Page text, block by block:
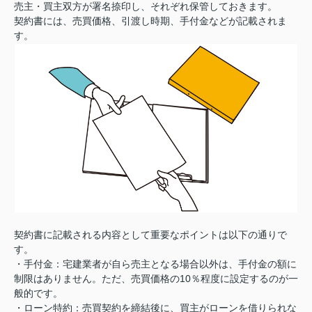
売主・買主双方が署名捺印し、それぞれ保管しておきます。
契約書には、売買価格、引渡し時期、手付金などが記載されま
す。
契約書に記載される内容として重要なポイントは以下の通りで
す。
・手付金：宅建業者が自ら売主となる場合以外は、手付金の額に
制限はありません。ただ、売買価格の10％程度に設定するのが一
般的です。
・ ローン特約：売買契約を締結後に、買主がローンを借りられな